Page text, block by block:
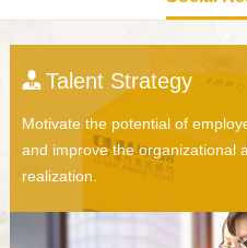
Talent Strategy
Motivate the potential of
and improve the organizational
realization.